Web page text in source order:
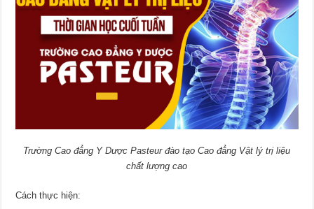
Trường Cao đẳng Y Dược Pasteur đào tạo Cao đẳng Vật lý trị liệu
chất lượng cao
Cách thực hiện: